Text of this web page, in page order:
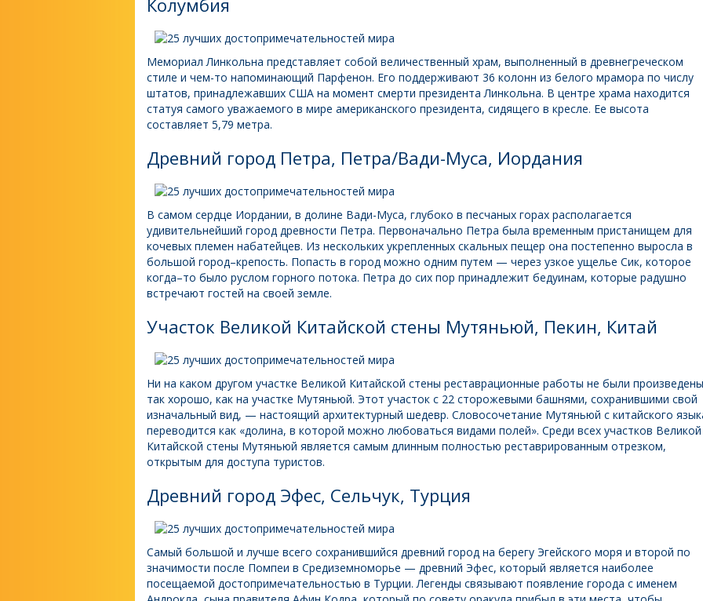
Колумбия
Мемориал Линкольна представляет собой величественный храм, выполненный в древнегреческом
стиле и чем-то напоминающий Парфенон. Его поддерживают 36 колонн из белого мрамора по числу
штатов, принадлежавших США на момент смерти президента Линкольна. В центре храма находится
статуя самого уважаемого в мире американского президента, сидящего в кресле. Ее высота
составляет 5,79 метра.
Древний город Петра, Петра/Вади-Муса, Иордания
В самом сердце Иордании, в долине Вади-Муса, глубоко в песчаных горах располагается
удивительнейший город древности Петра. Первоначально Петра была временным пристанищем для
кочевых племен набатейцев. Из нескольких укрепленных скальных пещер она постепенно выросла в
большой город–крепость. Попасть в город можно одним путем — через узкое ущелье Сик, которое
когда–то было руслом горного потока. Петра до сих пор принадлежит бедуинам, которые радушно
встречают гостей на своей земле.
Участок Великой Китайской стены Мутяньюй, Пекин, Китай
Ни на каком другом участке Великой Китайской стены реставрационные работы не были произведены
так хорошо, как на участке Мутяньюй. Этот участок с 22 сторожевыми башнями, сохранившими свой
изначальный вид, — настоящий архитектурный шедевр. Словосочетание Мутяньюй с китайского
переводится как «долина, в которой можно любоваться видами полей». Среди всех участков Великой
Китайской стены Мутяньюй является самым длинным полностью реставрированным отрезком,
открытым для доступа туристов.
Древний город Эфес, Сельчук, Турция
Самый большой и лучше всего сохранившийся древний город на берегу Эгейского моря и второй по
значимости после Помпеи в Средиземноморье — древний Эфес, который является наиболее
посещаемой достопримечательностью в Турции. Легенды связывают появление города с именем